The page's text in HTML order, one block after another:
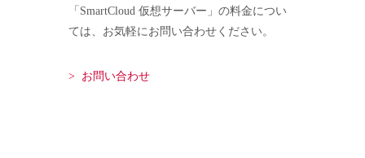
「SmartCloud 仮想サーバー」の料金につい
ては、お気軽にお問い合わせください。
> お問い合わせ